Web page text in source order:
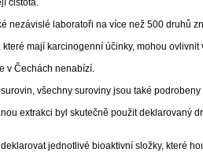
čistota.
nezávislé laboratoři na více než 500 druhů
mají karcinogenní účinky, mohou
v Čechách nenabízí.
všechny suroviny jsou také
extrakci byl skutečně použit
jednotlivé bioaktivní složky, které